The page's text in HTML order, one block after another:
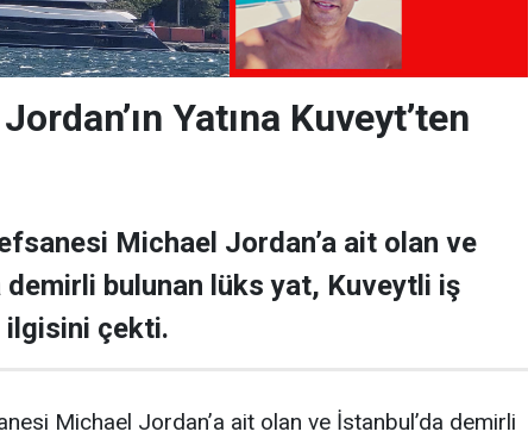
Yatına Kuveyt’ten
Michael Jordan’a ait olan ve
demirli bulunan lüks yat, Kuveytli iş
ilgisini çekti.
Michael Jordan’a ait olan ve İstanbul’da demirli